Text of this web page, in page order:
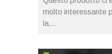
molto interessante
la...